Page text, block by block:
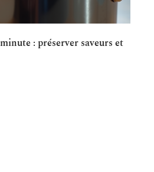
: préserver saveurs et